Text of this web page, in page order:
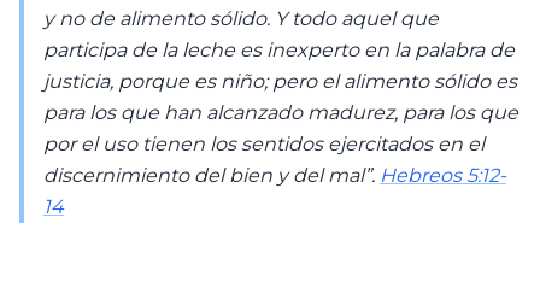
y no de alimento sólido. Y todo aquel que
participa de la leche es inexperto en la palabra de
justicia, porque es niño; pero el alimento sólido es
para los que han alcanzado madurez, para los que
por el uso tienen los sentidos ejercitados en el
discernimiento del bien y del mal”. Hebreos 5:12-
14